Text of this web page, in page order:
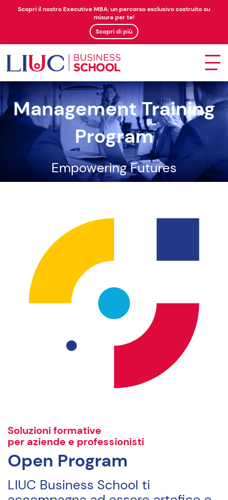
Scopri il nostro Executive MBA: un percorso esclusivo costruito su
misura per te!
Scopri di più
Management Training
Program
Empowering Futures
Soluzioni formative
per aziende e professionisti
Open Program
LIUC Business School ti